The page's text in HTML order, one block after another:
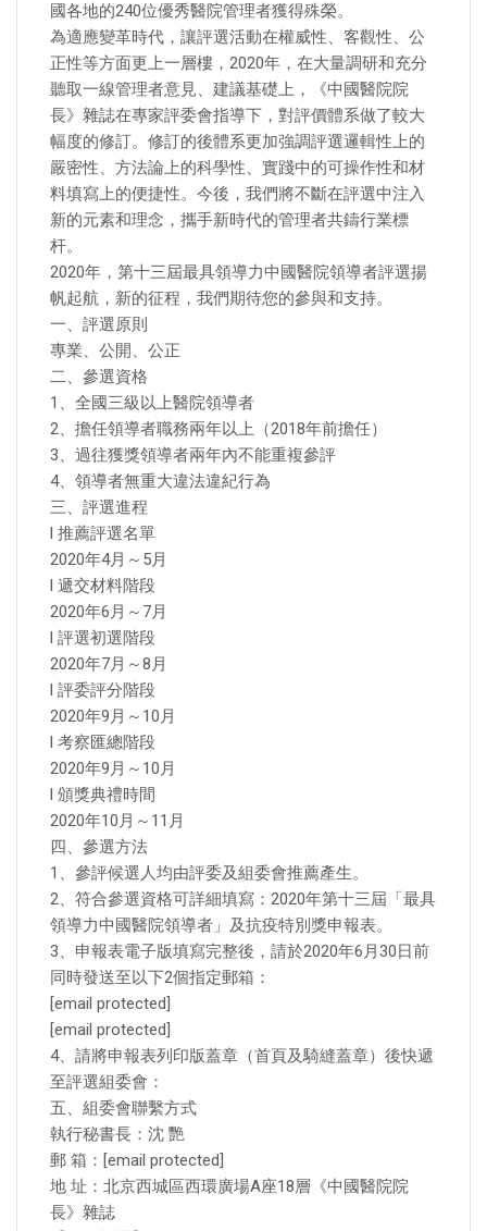
國各地的240位優秀醫院管理者獲得殊榮。
為適應變革時代，讓評選活動在權威性、客觀性、公
正性等方面更上一層樓，2020年，在大量調研和充分
聽取一線管理者意見、建議基礎上，《中國醫院院
長》雜誌在專家評委會指導下，對評價體系做了較大
幅度的修訂。修訂的後體系更加強調評選邏輯性上的
嚴密性、方法論上的科學性、實踐中的可操作性和材
料填寫上的便捷性。今後，我們將不斷在評選中注入
新的元素和理念，攜手新時代的管理者共鑄行業標
杆。
2020年，第十三屆最具領導力中國醫院領導者評選揚
帆起航，新的征程，我們期待您的參與和支持。
一、評選原則
專業、公開、公正
二、參選資格
1、全國三級以上醫院領導者
2、擔任領導者職務兩年以上（2018年前擔任）
3、過往獲獎領導者兩年內不能重複參評
4、領導者無重大違法違紀行為
三、評選進程
l 推薦評選名單
2020年4月～5月
l 遞交材料階段
2020年6月～7月
l 評選初選階段
2020年7月～8月
l 評委評分階段
2020年9月～10月
l 考察匯總階段
2020年9月～10月
l 頒獎典禮時間
2020年10月～11月
四、參選方法
1、參評候選人均由評委及組委會推薦產生。
2、符合參選資格可詳細填寫：2020年第十三屆「最具
領導力中國醫院領導者」及抗疫特別獎申報表。
3、申報表電子版填寫完整後，請於2020年6月30日前
同時發送至以下2個指定郵箱：
[email protected]
[email protected]
4、請將申報表列印版蓋章（首頁及騎縫蓋章）後快遞
至評選組委會：
五、組委會聯繫方式
執行秘書長：沈 艷
郵 箱：[email protected]
地 址：北京西城區西環廣場A座18層《中國醫院院
長》雜誌